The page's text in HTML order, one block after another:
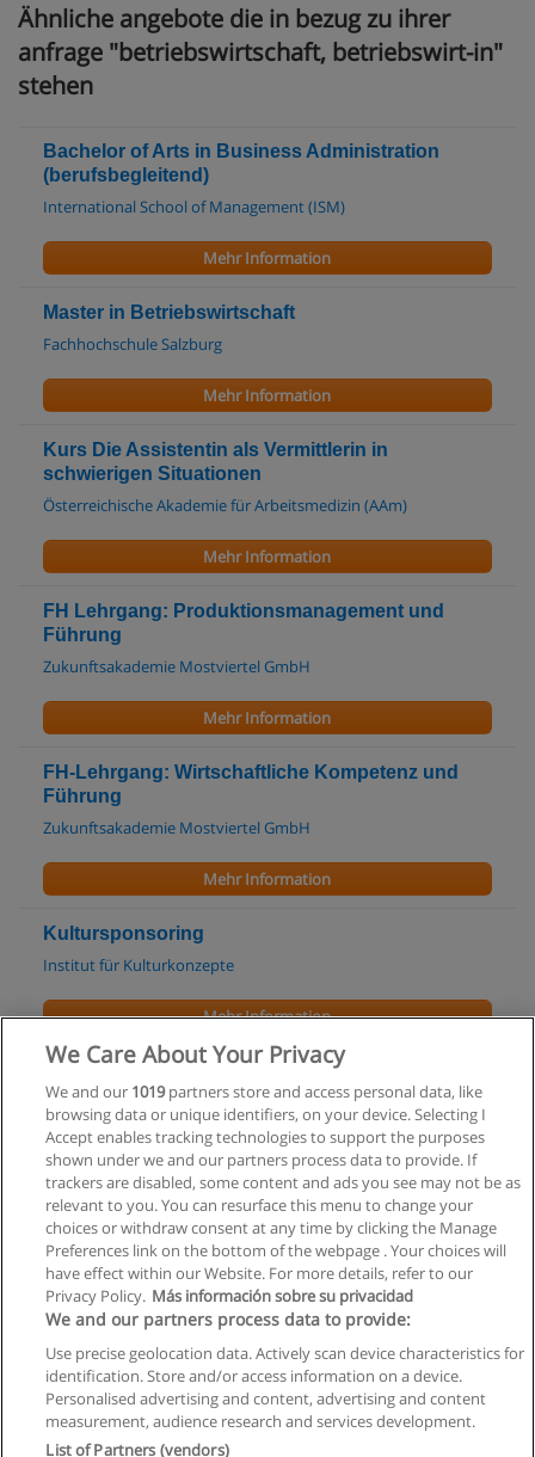
Ähnliche angebote die in bezug zu ihrer
anfrage "betriebswirtschaft, betriebswirt-in"
stehen
Bachelor of Arts in Business Administration
(berufsbegleitend)
International School of Management (ISM)
Mehr Information
Master in Betriebswirtschaft
Fachhochschule Salzburg
Mehr Information
Kurs Die Assistentin als Vermittlerin in
schwierigen Situationen
Österreichische Akademie für Arbeitsmedizin (AAm)
Mehr Information
FH Lehrgang: Produktionsmanagement und
Führung
Zukunftsakademie Mostviertel GmbH
Mehr Information
FH-Lehrgang: Wirtschaftliche Kompetenz und
Führung
Zukunftsakademie Mostviertel GmbH
Mehr Information
Kultursponsoring
Institut für Kulturkonzepte
Mehr Information
Bachelor European Economy and Business
Management
Fachhochschule des BFI Wien
Mehr Information
Allgemeinen geschäftsbedingungen
Datenschutzpolitik
In Verbindung setzen mit Educaedu
We Care About Your Privacy
We and our 1019partners store and access personal data, like
browsing data or unique identifiers, on your device. Selecting I
Accept enables tracking technologies to support the purposes
shown under we and our partners process data to provide. If
trackers are disabled, some content and ads you see may not be as
relevant to you. You can resurface this menu to change your
choices or withdraw consent at any time by clicking the Manage
Preferences link on the bottom of the webpage . Your choices will
have effect within our Website. For more details, refer to our
Privacy Policy. Más información sobre su privacidad
We and our partners process data to provide:
Use precise geolocation data. Actively scan device characteristics for
identification. Store and/or access information on a device.
Personalised advertising and content, advertising and content
measurement, audience research and services development.
List of Partners (vendors)